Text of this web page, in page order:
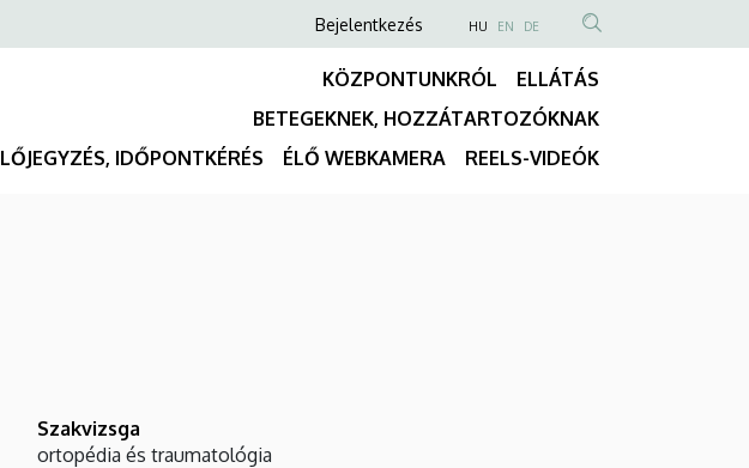
Anonim
fiók
menüje
Bejelentkezés NYELVVÁLASZTÓ
HU EN DE
TARTALOM
KERESÉSE
KÖZPONTUNKRÓL
ELLÁTÁS
BETEGEKNEK, HOZZÁTARTOZÓKNAK
IDŐPONTKÉRÉS
ÉLŐ WEBKAMERA REELS-VIDEÓK
Szakvizsga
ortopédia és traumatológia